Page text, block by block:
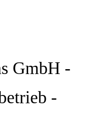
GmbH -
-